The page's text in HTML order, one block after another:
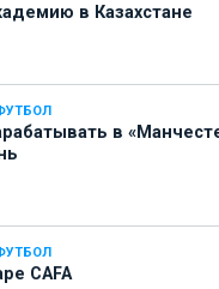
в Казахстане
в
СAFA